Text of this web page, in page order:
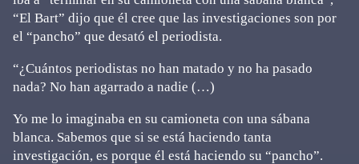
“El Bart” dijo que él cree que las investigaciones son por
el “pancho” que desató el periodista.
“¿Cuántos periodistas no han matado y no ha pasado
nada? No han agarrado a nadie (…)
Yo me lo imaginaba en su camioneta con una sábana
blanca. Sabemos que si se está haciendo tanta
investigación, es porque él está haciendo su “pancho”.